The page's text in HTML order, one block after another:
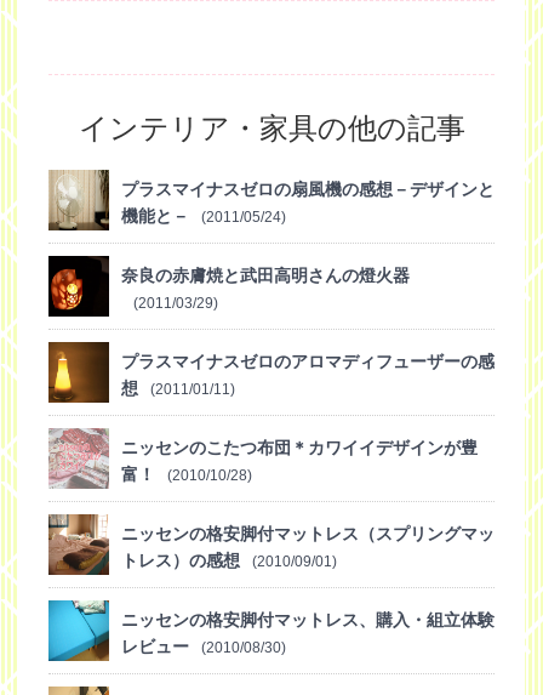
インテリア・家具の他の記事
プラスマイナスゼロの扇風機の感想－デザインと
機能と－
(2011/05/24)
奈良の赤膚焼と武田高明さんの燈火器
(2011/03/29)
プラスマイナスゼロのアロマディフューザーの感
想
(2011/01/11)
ニッセンのこたつ布団＊カワイイデザインが豊
富！
(2010/10/28)
ニッセンの格安脚付マットレス（スプリングマッ
トレス）の感想
(2010/09/01)
ニッセンの格安脚付マットレス、購入・組立体験
レビュー
(2010/08/30)